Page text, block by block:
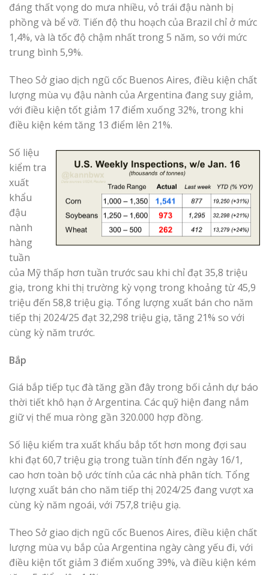
đáng thất vọng do mưa nhiều, vỏ trái đậu nành bị
phồng và bể vỡ. Tiến độ thu hoạch của Brazil chỉ ở mức
1,4%, và là tốc độ chậm nhất trong 5 năm, so với mức
trung bình 5,9%.
Theo Sở giao dịch ngũ cốc Buenos Aires, điều kiện chất
lượng mùa vụ đậu nành của Argentina đang suy giảm,
với điều kiện tốt giảm 17 điểm xuống 32%, trong khi
điều kiện kém tăng 13 điểm lên 21%.
Số liệu
kiểm tra
xuất
khẩu
đậu
nành
hàng
tuần
của Mỹ thấp hơn tuần trước sau khi chỉ đạt 35,8 triệu
giạ, trong khi thị trường kỳ vọng trong khoảng từ 45,9
triệu đến 58,8 triệu giạ. Tổng lượng xuất bán cho năm
tiếp thị 2024/25 đạt 32,298 triệu giạ, tăng 21% so với
cùng kỳ năm trước.
Bắp
Giá bắp tiếp tục đà tăng gần đây trong bối cảnh dự báo
thời tiết khô hạn ở Argentina. Các quỹ hiện đang nắm
giữ vị thế mua ròng gần 320.000 hợp đồng.
Số liệu kiểm tra xuất khẩu bắp tốt hơn mong đợi ​​sau
khi đạt 60,7 triệu giạ trong tuần tính đến ngày 16/1,
cao hơn toàn bộ ước tính của các nhà phân tích. Tổng
lượng xuất bán cho năm tiếp thị 2024/25 đang vượt xa
cùng kỳ năm ngoái, với 757,8 triệu giạ.
Theo Sở giao dịch ngũ cốc Buenos Aires, điều kiện chất
lượng mùa vụ bắp của Argentina ngày càng yếu đi, với
điều kiện tốt giảm 3 điểm xuống 39%, và điều kiện kém